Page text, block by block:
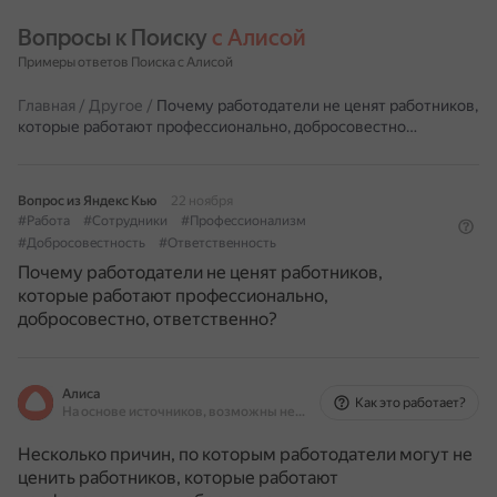
Вопросы к Поиску с Алисой
Примеры ответов Поиска с Алисой
Главная / Другое / Почему работодатели не ценят работников,
которые работают профессионально, добросовестно…
Вопрос из Яндекс Кью
22 ноября
#Работа
#Сотрудники
#Профессионализм
#Добросовестность
#Ответственность
Почему работодатели не ценят работников,
которые работают профессионально,
добросовестно, ответственно?
Алиса
На основе источников, возможны неточности
Как это работает?
Несколько причин, по которым работодатели могут не
ценить работников, которые работают